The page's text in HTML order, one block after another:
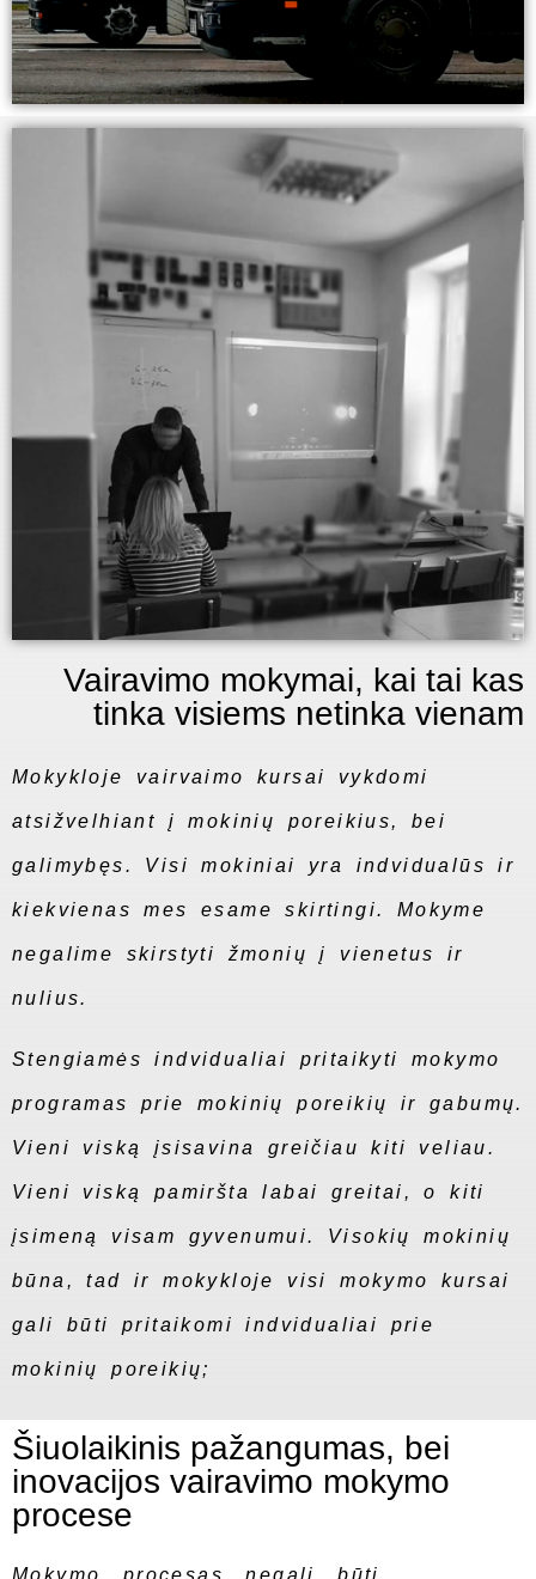
Vairavimo mokymai, kai tai kas
tinka visiems netinka vienam
Mokykloje vairvaimo kursai vykdomi
atsižvelhiant į mokinių poreikius, bei
galimybęs. Visi mokiniai yra indvidualūs ir
kiekvienas mes esame skirtingi. Mokyme
negalime skirstyti žmonių į vienetus ir
nulius.
Stengiamės indvidualiai pritaikyti mokymo
programas prie mokinių poreikių ir gabumų.
Vieni viską įsisavina greičiau kiti veliau.
Vieni viską pamiršta labai greitai, o kiti
įsimeną visam gyvenumui. Visokių mokinių
būna, tad ir mokykloje visi mokymo kursai
gali būti pritaikomi indvidualiai prie
mokinių poreikių;
Šiuolaikinis pažangumas, bei
inovacijos vairavimo mokymo
procese